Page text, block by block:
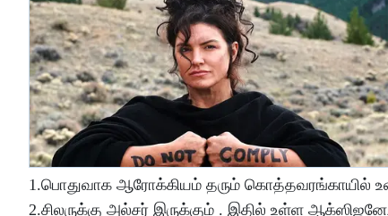
1.பொதுவாக ஆரோக்கியம் தரும் கொத்தவரங்காயில்
2.சிலருக்கு அல்சர் இருக்கும் . இதில் உள்ள